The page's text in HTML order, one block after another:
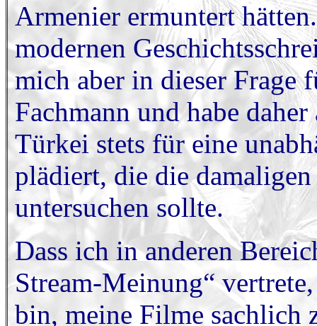
Armenier ermuntert
modernen
mich aber in dieser Frage
Fachmann und habe
Türkei stets für eine
plädiert, die die
untersuchen sollte.
Dass ich in anderen
Stream-Meinung“
bin, meine Filme sachlich